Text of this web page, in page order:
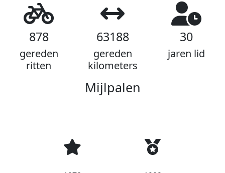
878
gereden
ritten
63188
gereden
kilometers
30
jaren lid
Mijlpalen